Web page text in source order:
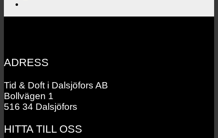
ADRESS
Tid & Doft i Dalsjöfors AB
Bollvägen 1
516 34 Dalsjöfors
HITTA TILL OSS